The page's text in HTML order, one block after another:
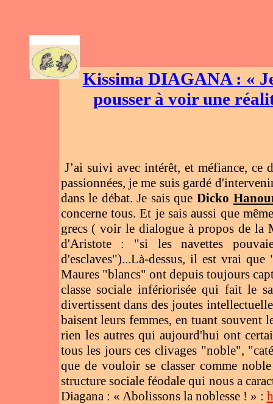
Kissima DIAGANA : «
pousser à voir une
J’ai suivi avec intérêt, et méfiance, ce
passionnées, je me suis gardé
dans le débat. Je sais queDicko
concerne tous. Et je sais aussi que
grecs ( voir le dialogue à propos de la
d'Aristote : "si les navettes
d'esclaves")...Là-dessus, il est vrai
Maures "blancs" ont depuis toujours
classe sociale infériorisée qui fait le
divertissent dans des joutes
baisent leurs femmes, en tuant souvent
rien les autres qui aujourd'hui ont
tous les jours ces clivages "noble",
que de vouloir se classer comme
structure sociale féodale qui nous a
Diagana : « Abolissons la noblesse ! » :